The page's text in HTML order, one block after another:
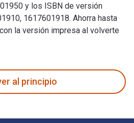
y los ISBN de versión
1617601918. Ahorra hasta
la versión impresa al volverte
al principio